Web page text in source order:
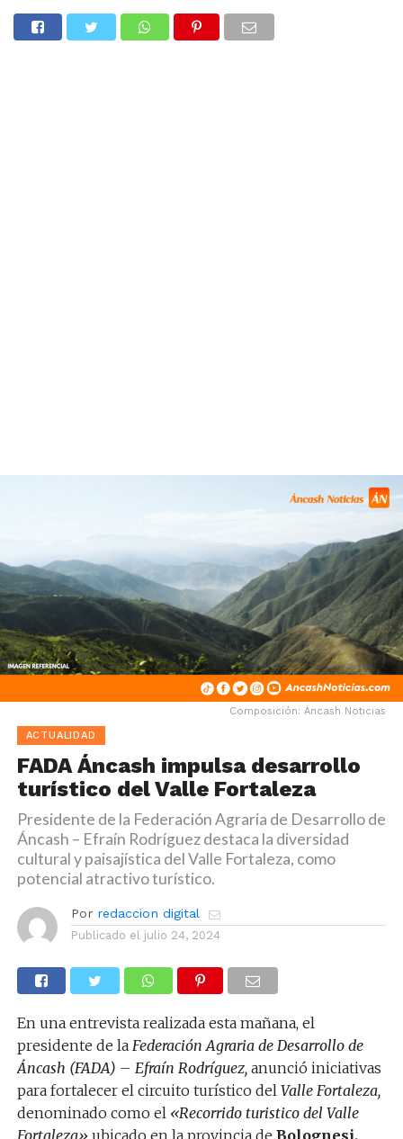
Composición: Áncash Noticias
ACTUALIDAD
FADA Áncash impulsa desarrollo
turístico del Valle Fortaleza
Presidente de la Federación Agraria de Desarrollo de
Áncash – Efraín Rodríguez destaca la diversidad
cultural y paisajística del Valle Fortaleza, como
potencial atractivo turístico.
Por redaccion digital
Publicado el julio 24, 2024
En una entrevista realizada esta mañana, el
presidente de la Federación Agraria de Desarrollo de
Áncash (FADA) – Efraín Rodríguez, anunció iniciativas
para fortalecer el circuito turístico del Valle Fortaleza,
denominado como el «Recorrido turistico del Valle
Fortaleza» ubicado en la provincia de Bolognesi.